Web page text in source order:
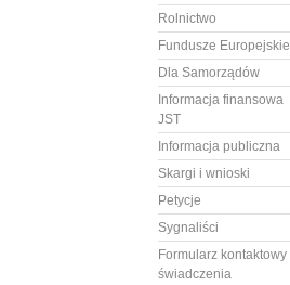
Rolnictwo
Fundusze Europejskie
Dla Samorządów
Informacja finansowa
JST
Informacja publiczna
Skargi i wnioski
Petycje
Sygnaliści
Formularz kontaktowy
świadczenia